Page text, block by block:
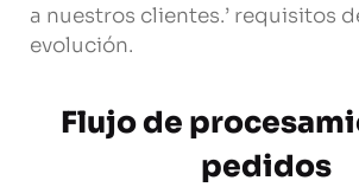
a nuestros clientes.’ requisitos
evolución.
Flujo de
pedidos